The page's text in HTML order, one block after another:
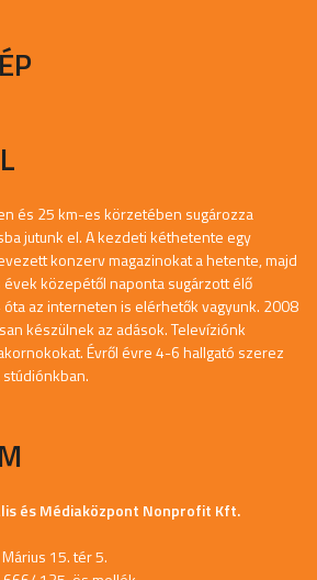
és 25 km-es körzetében sugározza
jutunk el. A kezdeti kéthetente egy
konzerv magazinokat a hetente, majd
közepétől naponta sugárzott élő
az interneten is elérhetők vagyunk. 2008
készülnek az adások. Televíziónk
Évről évre 4-6 hallgató szerez
és Médiaközpont Nonprofit Kft.
15. tér 5.